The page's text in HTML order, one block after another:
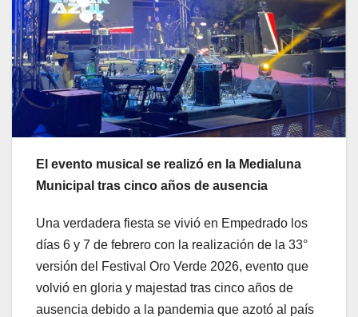
El evento musical se realizó en la Medialuna
Municipal tras cinco años de ausencia
Una verdadera fiesta se vivió en Empedrado los
días 6 y 7 de febrero con la realización de la 33°
versión del Festival Oro Verde 2026, evento que
volvió en gloria y majestad tras cinco años de
ausencia debido a la pandemia que azotó al país